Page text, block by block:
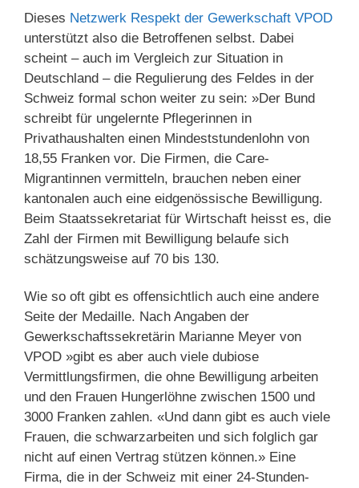
Dieses Netzwerk Respekt der Gewerkschaft VPOD
unterstützt also die Betroffenen selbst. Dabei
scheint – auch im Vergleich zur Situation in
Deutschland – die Regulierung des Feldes in der
Schweiz formal schon weiter zu sein: »Der Bund
schreibt für ungelernte Pflegerinnen in
Privathaushalten einen Mindeststundenlohn von
18,55 Franken vor. Die Firmen, die Care-
Migrantinnen vermitteln, brauchen neben einer
kantonalen auch eine eidgenössische Bewilligung.
Beim Staatssekretariat für Wirtschaft heisst es, die
Zahl der Firmen mit Bewilligung belaufe sich
schätzungsweise auf 70 bis 130.
Wie so oft gibt es offensichtlich auch eine andere
Seite der Medaille. Nach Angaben der
Gewerkschaftssekretärin Marianne Meyer von
VPOD »gibt es aber auch viele dubiose
Vermittlungsfirmen, die ohne Bewilligung arbeiten
und den Frauen Hungerlöhne zwischen 1500 und
3000 Franken zahlen. «Und dann gibt es auch viele
Frauen, die schwarzarbeiten und sich folglich gar
nicht auf einen Vertrag stützen können.» Eine
Firma, die in der Schweiz mit einer 24-Stunden-